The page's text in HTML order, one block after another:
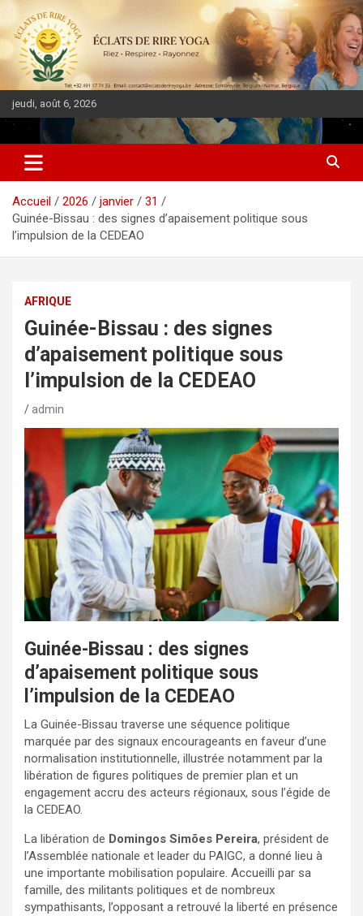
jeudi, août 6, 2026
DIASPORA PULSE
Accueil 2026 janvier
31
Guinée-Bissau : des signes d’apaisement politique sous
l’impulsion de la CEDEAO
AFRIQUE
Guinée-Bissau : des signes
d’apaisement politique sous
l’impulsion de la CEDEAO
admin
Guinée-Bissau : des signes
d’apaisement politique sous
l’impulsion de la CEDEAO
La Guinée-Bissau traverse une séquence politique
marquée par des signaux encourageants en faveur d’une
normalisation institutionnelle, illustrée notamment par la
libération de figures politiques de premier plan et un
engagement accru des acteurs régionaux, sous l’égide de
la CEDEAO.
La libération de Domingos Simões Pereira, président de
l’Assemblée nationale et leader du PAIGC, a donné lieu à
une importante mobilisation populaire. Accueilli par sa
famille, des militants politiques et de nombreux
sympathisants, l’opposant a retrouvé la liberté en présence